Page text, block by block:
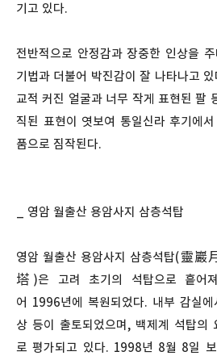
기고 있다.
전반적으로 안정감과 장중한 인상을
기법과 더불어 박진감이 잘 나타나고
교적 커진 얼굴과 너무 작게 표현된 팔
직된 표현이 엿보여 통일신라 후기에
품으로 짐작된다.
_ 영암 월출산 용암사지 삼층석탑
영암 월출산 용암사지 삼층석탑(靈
塔)은 고려 초기의 석탑으로 흩어
어 1996년에 복원되었다. 내부 감실
상 등이 출토되었으며, 백제계 석탑의
로 평가되고 있다. 1998년 8월 8일